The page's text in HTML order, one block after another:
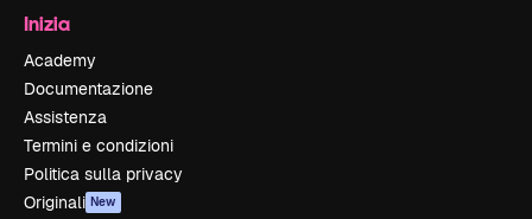
Inizia
Academy
Documentazione
Assistenza
Termini e condizioni
Politica sulla privacy
Originali New